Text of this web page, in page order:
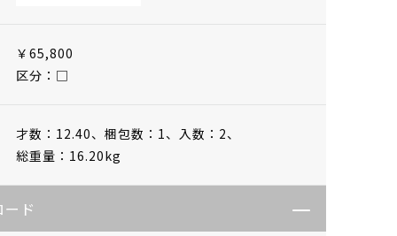
￥65,800
区分：□
才数：12.40、 梱包数：1、 入数：2、
総重量：16.20kg
ド